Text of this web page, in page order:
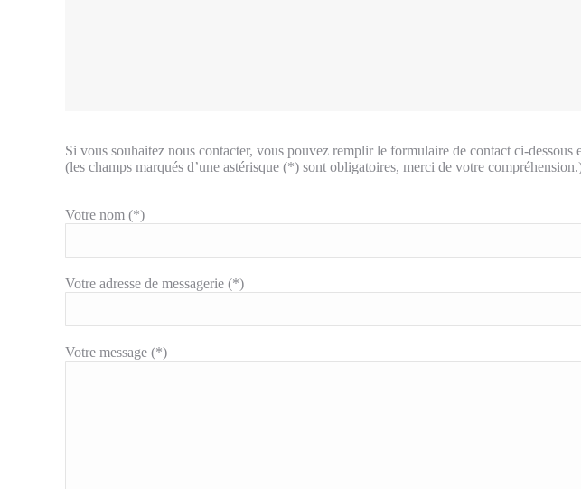
Si vous souhaitez nous contacter, vous pouvez remplir le formulaire de contact ci-dessous
(les champs marqués d’une astérisque (*) sont obligatoires, merci de votre
Votre nom (*)
Votre adresse de messagerie (*)
Votre message (*)